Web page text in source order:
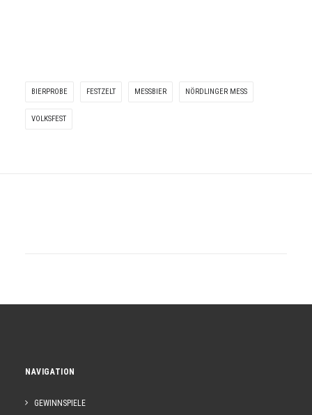
BIERPROBE FESTZELT MESSBIER NÖRDLINGER MESS
VOLKSFEST
NAVIGATION
GEWINNSPIELE